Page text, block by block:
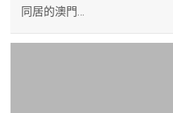
同居的澳門…